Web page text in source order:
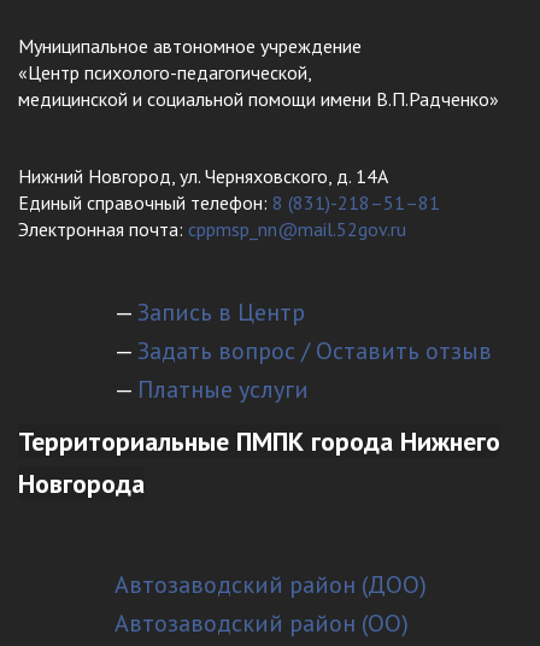
Муниципальное автономное учреждение
«Центр психолого-педагогической,
медицинской и социальной помощи имени В.П.Радченко»
Нижний Новгород, ул. Черняховского, д. 14А
Единый справочный телефон: 8 (831)-218–51–81
Электронная почта: cppmsp_nn@mail.52gov.ru
—Запись в Центр
—Задать вопрос / Оставить отзыв
— Платные услуги
Территориальные ПМПК города Нижнего
Новгорода
Автозаводский район (ДОО)
Автозаводский район (ОО)